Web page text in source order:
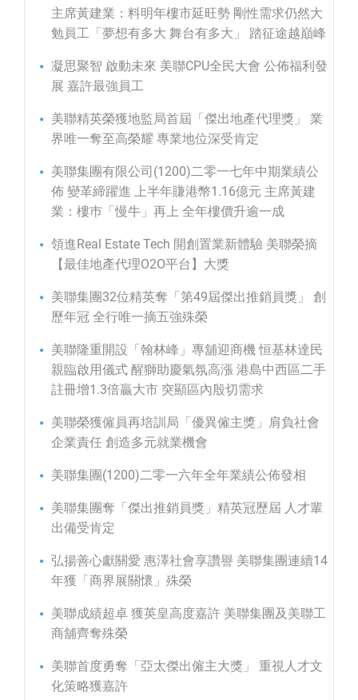
主席黃建業：料明年樓市延旺勢 剛性需求仍然大
勉員工「夢想有多大 舞台有多大」 踏征途越巔峰
凝思聚智 啟動未來 美聯CPU全民大會 公佈福利發
展 嘉許最強員工
美聯精英榮獲地監局首屆「傑出地產代理獎」 業
界唯一奪至高榮耀 專業地位深受肯定
美聯集團有限公司(1200)二零一七年中期業績公
佈 變革締躍進 上半年賺港幣1.16億元 主席黃建
業：樓巿「慢牛」再上 全年樓價升逾一成
領進Real Estate Tech 開創置業新體驗 美聯榮摘
【最佳地產代理O2O平台】大獎
美聯集團32位精英奪「第49屆傑出推銷員獎」 創
歷年冠 全行唯一摘五強殊榮
美聯隆重開設「翰林峰」專舖迎商機 恒基林達民
親臨啟用儀式 醒獅助慶氣氛高漲 港島中西區二手
註冊增1.3倍贏大市 突顯區內殷切需求
美聯榮獲僱員再培訓局「優異僱主獎」肩負社會
企業責任 創造多元就業機會
美聯集團(1200)二零一六年全年業績公佈發相
美聯集團奪「傑出推銷員獎」精英冠歷屆 人才輩
出備受肯定
弘揚善心獻關愛 惠澤社會享讚譽 美聯集團連續14
年獲「商界展關懷」殊榮
美聯成績超卓 獲英皇高度嘉許 美聯集團及美聯工
商舖齊奪殊榮
美聯首度勇奪「亞太傑出僱主大獎」 重視人才文
化策略獲嘉許